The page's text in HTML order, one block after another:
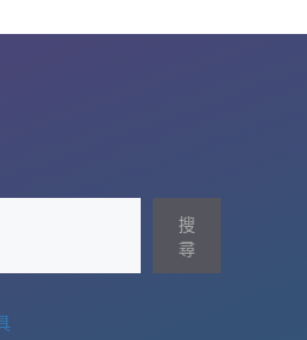
搜
尋